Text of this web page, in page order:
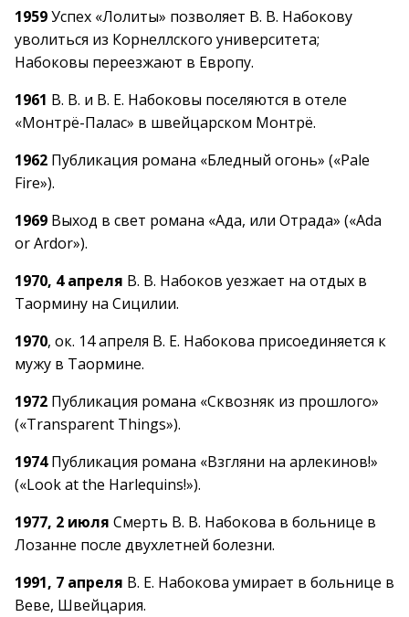
1959Успех «Лолиты» позволяет В. В. Набокову
уволиться из Корнеллского университета;
Набоковы переезжают в Европу.
1961 В. В. и В. Е. Набоковы поселяются в отеле
«Монтрё-Палас» в швейцарском Монтрё.
1962 Публикация романа «Бледный огонь» («Pale
Fire»).
1969 Выход в свет романа «Ада, или Отрада» («Ada
or Ardor»).
1970, 4 апреля В. В. Набоков уезжает на отдых в
Таормину на Сицилии.
1970, ок. 14 апреля В. Е. Набокова присоединяется к
мужу в Таормине.
1972 Публикация романа «Сквозняк из прошлого»
(«Transparent Things»).
1974Публикация романа «Взгляни на арлекинов!»
(«Look at the Harlequins!»).
1977, 2 июля Смерть В. В. Набокова в больнице в
Лозанне после двухлетней болезни.
1991, 7 апреля В. Е. Набокова умирает в больнице в
Веве, Швейцария.